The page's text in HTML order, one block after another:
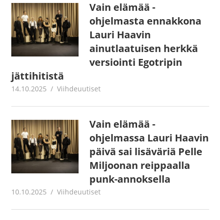
Vain elämää -
ohjelmasta ennakkona
Lauri Haavin
ainutlaatuisen herkkä
versiointi Egotripin
jättihitistä
14.10.2025 Juha Kaunisto
Viihdeuutiset
Vain elämää -
ohjelmassa Lauri Haavin
päivä sai lisäväriä Pelle
Miljoonan reippaalla
punk-annoksella
10.10.2025 Juha Kaunisto
Viihdeuutiset